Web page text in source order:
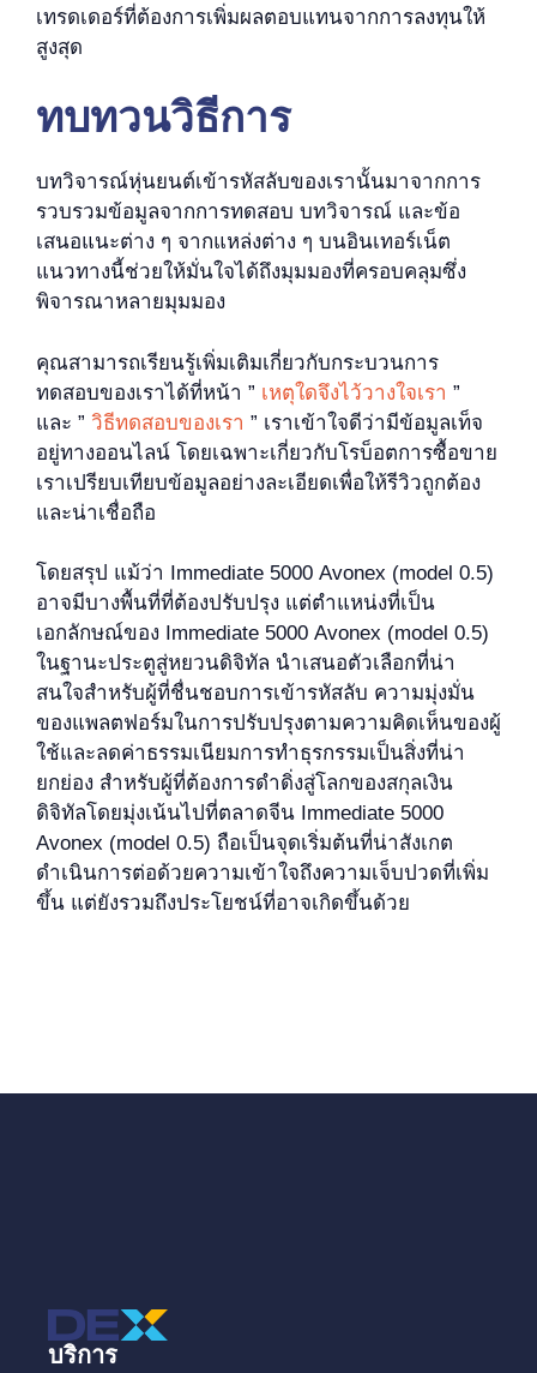
เทรดเดอร์ที่ต้องการเพิ่มผลตอบแทนจากการลงทุนให้
สูงสุด
ทบทวนวิธีการ
บทวิจารณ์หุ่นยนต์เข้ารหัสลับของเรานั้นมาจากการ
รวบรวมข้อมูลจากการทดสอบ บทวิจารณ์ และข้อ
เสนอแนะต่าง ๆ จากแหล่งต่าง ๆ บนอินเทอร์เน็ต
แนวทางนี้ช่วยให้มั่นใจได้ถึงมุมมองที่ครอบคลุมซึ่ง
พิจารณาหลายมุมมอง
คุณสามารถเรียนรู้เพิ่มเติมเกี่ยวกับกระบวนการ
ทดสอบของเราได้ที่หน้า ” เหตุใดจึงไว้วางใจเรา ”
และ ” วิธีทดสอบของเรา ” เราเข้าใจดีว่ามีข้อมูลเท็จ
อยู่ทางออนไลน์ โดยเฉพาะเกี่ยวกับโรบ็อตการซื้อขาย
เราเปรียบเทียบข้อมูลอย่างละเอียดเพื่อให้รีวิวถูกต้อง
และน่าเชื่อถือ
โดยสรุป แม้ว่า Immediate 5000 Avonex (model 0.5)
อาจมีบางพื้นที่ที่ต้องปรับปรุง แต่ตำแหน่งที่เป็น
เอกลักษณ์ของ Immediate 5000 Avonex (model 0.5)
ในฐานะประตูสู่หยวนดิจิทัล นำเสนอตัวเลือกที่น่า
สนใจสำหรับผู้ที่ชื่นชอบการเข้ารหัสลับ ความมุ่งมั่น
ของแพลตฟอร์มในการปรับปรุงตามความคิดเห็นของผู้
ใช้และลดค่าธรรมเนียมการทำธุรกรรมเป็นสิ่งที่น่า
ยกย่อง สำหรับผู้ที่ต้องการดำดิ่งสู่โลกของสกุลเงิน
ดิจิทัลโดยมุ่งเน้นไปที่ตลาดจีน Immediate 5000
Avonex (model 0.5) ถือเป็นจุดเริ่มต้นที่น่าสังเกต
ดำเนินการต่อด้วยความเข้าใจถึงความเจ็บปวดที่เพิ่ม
ขึ้น แต่ยังรวมถึงประโยชน์ที่อาจเกิดขึ้นด้วย
บริการ